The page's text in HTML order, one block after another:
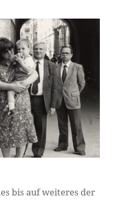
bis auf weiteres der